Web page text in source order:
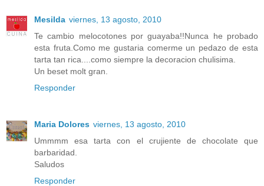
Mesilda viernes, 13 agosto, 2010
Te cambio melocotones por guayaba!!Nunca he probado
esta fruta.Como me gustaria comerme un pedazo de esta
tarta tan rica....como siempre la decoracion chulisima.
Un beset molt gran.
Responder
Maria Dolores viernes, 13 agosto, 2010
Ummmm esa tarta con el crujiente de chocolate que
barbaridad.
Saludos
Responder